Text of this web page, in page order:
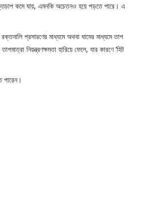
কমে যায়, এমনকি অচেতনও হয়ে পড়তে পারে। এ
প্রসারণের মাধ্যমে অথবা ঘামের মাধ্যমে তাপ
নিয়ন্ত্রণক্ষমতা হারিয়ে ফেলে, যার কারণে ‘হিট
পারেন।